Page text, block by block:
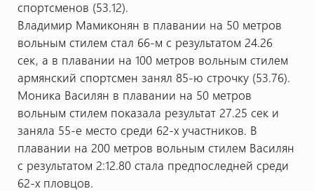
спортсменов (53.12).
Владимир Мамиконян в плавании на 50 метров
вольным стилем стал 66-м с результатом 24.26
сек, а в плавании на 100 метров вольным стилем
армянский спортсмен занял 85-ю строчку (53.76).
Моника Василян в плавании на 50 метров
вольным стилем показала результат 27.25 сек и
заняла 55-е место среди 62-х участников. В
плавании на 200 метров вольным стилем Василян
с результатом 2:12.80 стала предпоследней среди
62-х пловцов.